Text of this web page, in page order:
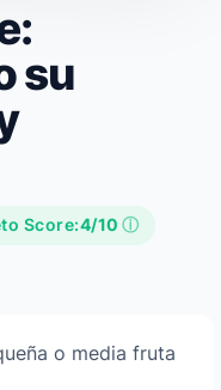
su
Score:4/10 ⓘ
o media fruta